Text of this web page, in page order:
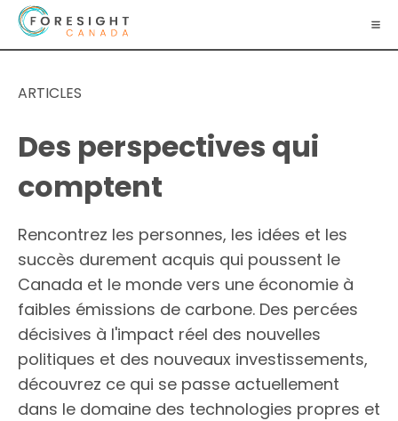
ARTICLES
Des perspectives qui
comptent
Rencontrez les personnes, les idées et les
succès durement acquis qui poussent le
Canada et le monde vers une économie à
faibles émissions de carbone. Des percées
décisives à l'impact réel des nouvelles
politiques et des nouveaux investissements,
découvrez ce qui se passe actuellement
dans le domaine des technologies propres et